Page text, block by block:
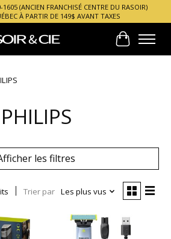
(ANCIEN FRANCHISÉ CENTRE DU RASOIR)
À PARTIR DE 149$ AVANT TAXES
Panier
PHILIPS
les filtres
Trier par Les plus vus